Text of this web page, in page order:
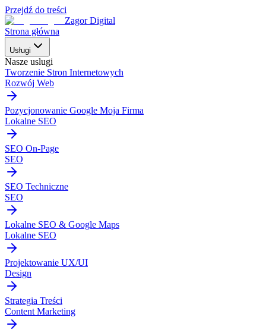
Przejdź do treści
Zagor Digital
Strona główna
Usługi
Nasze uslugi
Tworzenie Stron Internetowych
Rozwój Web
Pozycjonowanie Google Moja Firma
Lokalne SEO
SEO On-Page
SEO
SEO Techniczne
SEO
Lokalne SEO & Google Maps
Lokalne SEO
Projektowanie UX/UI
Design
Strategia Treści
Content Marketing